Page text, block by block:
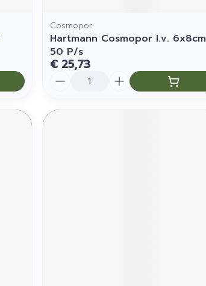
Cosmopor
Hartmann Cosmopor I.v. 6x8cm
50 P/s
€ 25,73